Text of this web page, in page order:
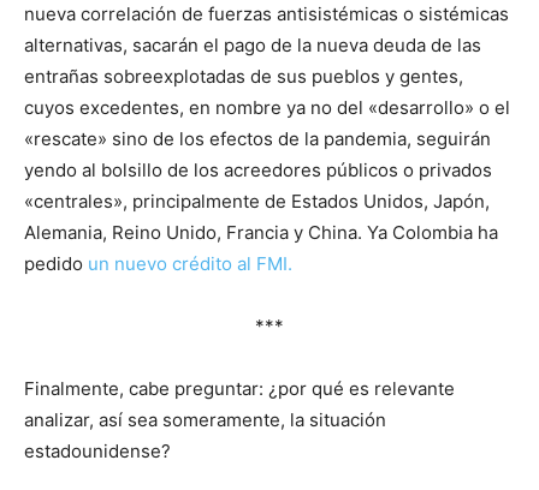
nueva correlación de fuerzas antisistémicas o sistémicas
alternativas, sacarán el pago de la nueva deuda de las
entrañas sobreexplotadas de sus pueblos y gentes,
cuyos excedentes, en nombre ya no del «desarrollo» o el
«rescate» sino de los efectos de la pandemia, seguirán
yendo al bolsillo de los acreedores públicos o privados
«centrales», principalmente de Estados Unidos, Japón,
Alemania, Reino Unido, Francia y China. Ya Colombia ha
pedido un nuevo crédito al FMI.
***
Finalmente, cabe preguntar: ¿por qué es relevante
analizar, así sea someramente, la situación
estadounidense?